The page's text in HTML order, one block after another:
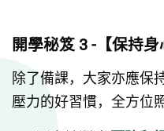
開學秘笈 3 -【保持身
除了備課，大家亦應保
壓力的好習慣，全方位